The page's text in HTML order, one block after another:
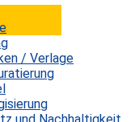
/ Verlage
nicht